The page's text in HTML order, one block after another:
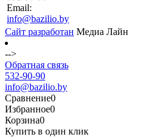
Email:
info@bazilio.by
Сайт разработан Медиа Лайн
-->
Обратная связь
532-90-90
info@bazilio.by
Сравнение0
Избранное0
Корзина0
Купить в один клик